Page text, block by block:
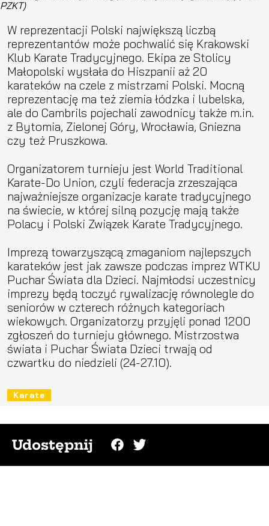
PZKT)
W reprezentacji Polski największą liczbą
reprezentantów może pochwalić się Krakowski
Klub Karate Tradycyjnego. Ekipa ze Stolicy
Małopolski wysłała do Hiszpanii aż 20
karateków na czele z mistrzami Polski. Mocną
reprezentację ma też ziemia łódzka i lubelska,
ale do Cambrils pojechali zawodnicy także m.in.
z Bytomia, Zielonej Góry, Wrocławia, Gniezna
czy też Pruszkowa.
Organizatorem turnieju jest World Traditional
Karate-Do Union, czyli federacja zrzeszająca
najważniejsze organizacje karate tradycyjnego
na świecie, w której silną pozycję mają także
Polacy i Polski Związek Karate Tradycyjnego.
Imprezą towarzyszącą zmaganiom najlepszych
karateków jest jak zawsze podczas imprez WTKU
Puchar Świata dla Dzieci. Najmłodsi uczestnicy
imprezy będą toczyć rywalizację równolegle do
seniorów w czterech różnych kategoriach
wiekowych. Organizatorzy przyjęli ponad 1200
zgłoszeń do turnieju głównego. Mistrzostwa
świata i Puchar Świata Dzieci trwają od
czwartku do niedzieli (24-27.10).
Karate
Udostępnij